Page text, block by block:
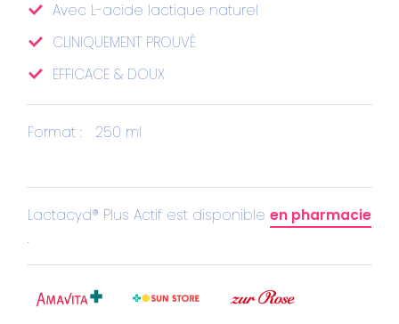
Avec L-acide lactique naturel
CLINIQUEMENT PROUVÉ
EFFICACE & DOUX
Format : 250 ml
Lactacyd® Plus Actif est disponible en pharmacie
.